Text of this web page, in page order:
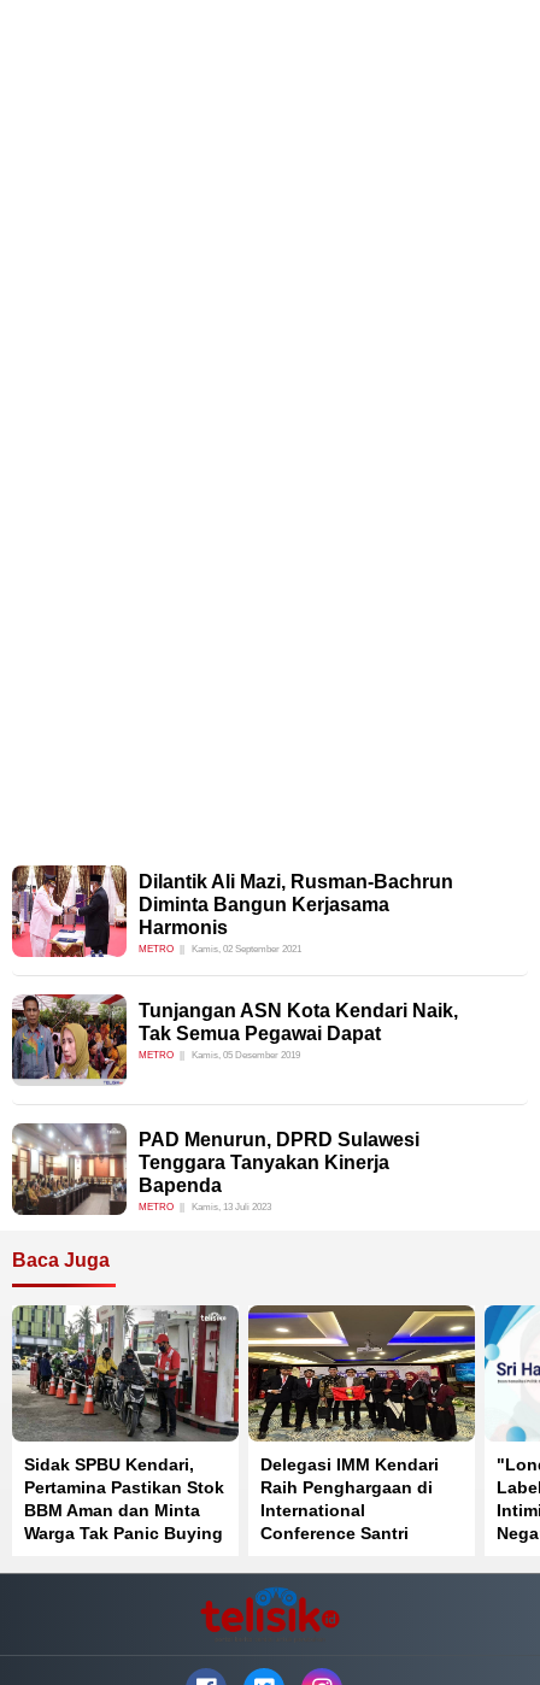
Dilantik Ali Mazi, Rusman-Bachrun
Diminta Bangun Kerjasama
Harmonis
METRO Kamis, 02 September 2021
Tunjangan ASN Kota Kendari Naik,
Tak Semua Pegawai Dapat
METRO Kamis, 05 Desember 2019
PAD Menurun, DPRD Sulawesi
Tenggara Tanyakan Kinerja
Bapenda
METRO Kamis, 13 Juli 2023
Baca Juga
Sidak SPBU Kendari,
Pertamina Pastikan Stok
BBM Aman dan Minta
Warga Tak Panic Buying
Delegasi IMM Kendari
Raih Penghargaan di
International
Conference Santri